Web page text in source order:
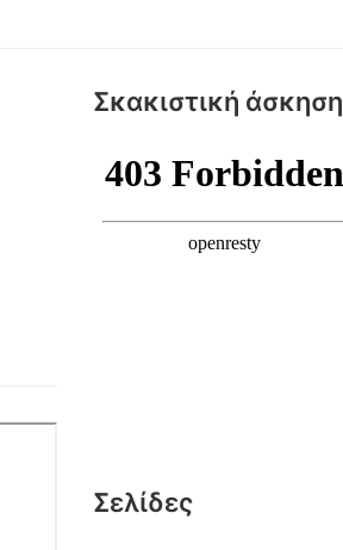
Σκακιστική άσκηση
Σελίδες